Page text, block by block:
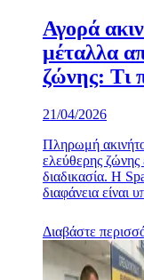
Αγορά
μέταλλα
ζώνης: Τι
21/04/2026
Πληρωμή
ελεύθερης
διαδικασία. Η
διαφάνεια είναι
Διαβάστε